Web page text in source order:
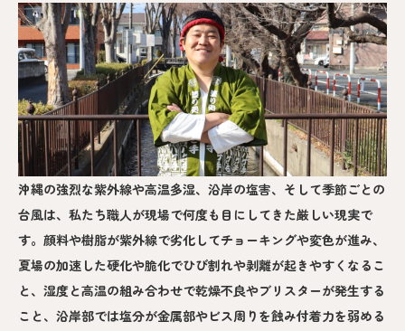
沖縄の強烈な紫外線や高温多湿、沿岸の塩害、そして季節ごとの
台風は、私たち職人が現場で何度も目にしてきた厳しい現実で
す。顔料や樹脂が紫外線で劣化してチョーキングや変色が進み、
夏場の加速した硬化や脆化でひび割れや剥離が起きやすくなるこ
と、湿度と高温の組み合わせで乾燥不良やブリスターが発生する
こと、沿岸部では塩分が金属部やビス周りを蝕み付着力を弱める